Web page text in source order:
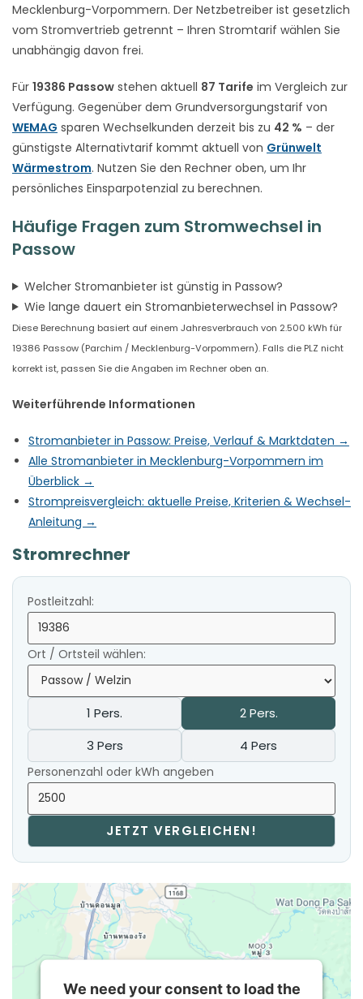
Mecklenburg-Vorpommern. Der Netzbetreiber ist gesetzlich
vom Stromvertrieb getrennt – Ihren Stromtarif wählen Sie
unabhängig davon frei.
Für 19386 Passow stehen aktuell 87 Tarife im Vergleich zur
Verfügung. Gegenüber dem Grundversorgungstarif von
WEMAG sparen Wechselkunden derzeit bis zu 42 % – der
günstigste Alternativtarif kommt aktuell von Grünwelt
Wärmestrom. Nutzen Sie den Rechner oben, um Ihr
persönliches Einsparpotenzial zu berechnen.
Häufige Fragen zum Stromwechsel in
Passow
Welcher Stromanbieter ist günstig in Passow?
Wie lange dauert ein Stromanbieterwechsel in Passow?
Diese Berechnung basiert auf einem Jahresverbrauch von 2.500 kWh für
19386 Passow (Parchim / Mecklenburg-Vorpommern). Falls die PLZ nicht
korrekt ist, passen Sie die Angaben im Rechner oben an.
Weiterführende Informationen
Stromanbieter in Passow: Preise, Verlauf & Marktdaten →
Alle Stromanbieter in Mecklenburg-Vorpommern im
Überblick →
Strompreisvergleich: aktuelle Preise, Kriterien & Wechsel-
Anleitung →
Stromrechner
Postleitzahl:
Ort / Ortsteil wählen:
1 Pers.
2 Pers.
3 Pers
4 Pers
Personenzahl oder kWh angeben
JETZT VERGLEICHEN!
We need your consent to load the